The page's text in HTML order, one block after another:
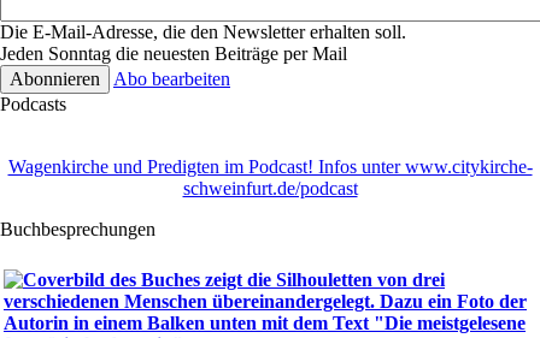
Die E-Mail-Adresse, die den Newsletter erhalten soll.
Jeden Sonntag die neuesten Beiträge per Mail
Abo bearbeiten
Podcasts
Wagenkirche und Predigten im Podcast! Infos unter www.citykirche-
schweinfurt.de/podcast
Buchbesprechungen